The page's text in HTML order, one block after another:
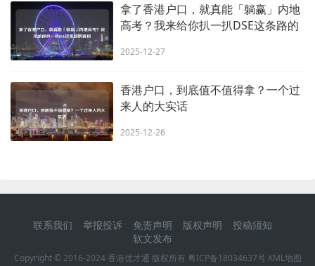
拿了香港户口，就真能「躺赢」内地
高考？我来给你扒一扒DSE这条路的
2025-12-27
香港户口，到底值不值得拿？一个过
来人的大实话
2025-12-26
联系我们 举报投诉 免责声明 版权声明
投稿须知
软文发布
Copyright © 2016-2024 香港优才通 版权所有 粤ICP备18034637号 XML地图